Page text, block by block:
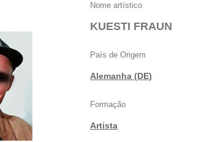
Nome artístico
KUESTI FRAUN
País de Origem
Alemanha (DE)
Formação
Artista